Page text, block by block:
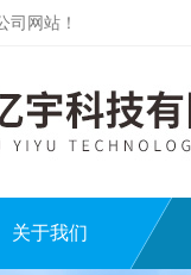
司网站！
关于我们